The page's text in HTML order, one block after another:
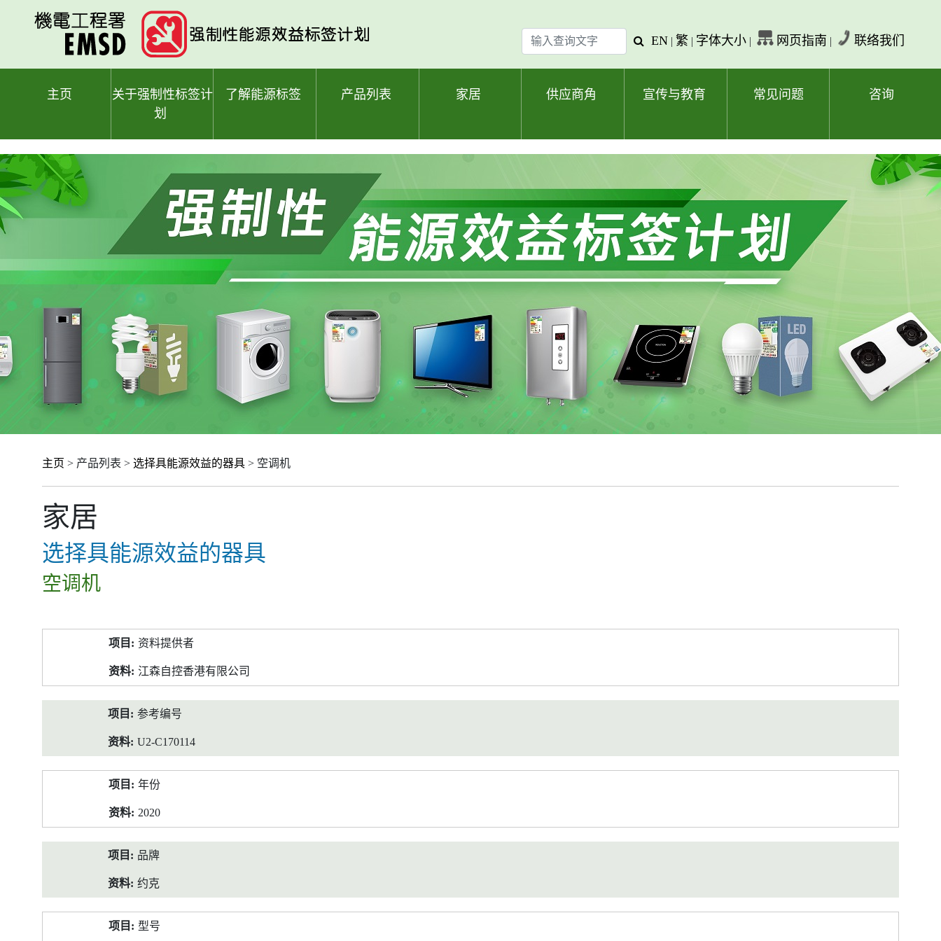
输
入
查
查
字
EN | 繁 | 字体大小 | 网页指南 | 联络我们
主页
关于强制性标签计
划
了解能源标签 产品列表 家居 供应商角 宣传与教育 常见问题 咨询
主页 > 产品列表 > 选择具能源效益的器具 > 空调机
家居
选择具能源效益的器具
空调机
料
资料提供者
江森自控香港有限公司
参考编号
U2-C170114
年份
2020
品牌
约克
型号